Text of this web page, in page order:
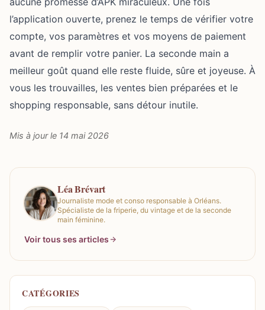
l’application ouverte, prenez le temps de vérifier votre
compte, vos paramètres et vos moyens de paiement
avant de remplir votre panier. La seconde main a
meilleur goût quand elle reste fluide, sûre et joyeuse. À
vous les trouvailles, les ventes bien préparées et le
shopping responsable, sans détour inutile.
Mis à jour le 14 mai 2026
Léa Brévart
Journaliste mode et conso responsable à Orléans.
Spécialiste de la friperie, du vintage et de la seconde
main féminine.
Voir tous ses articles
CATÉGORIES